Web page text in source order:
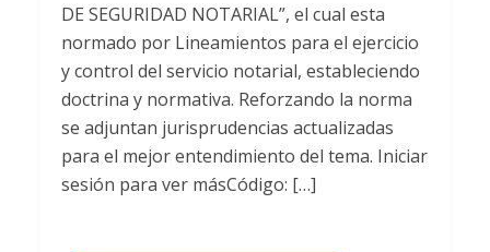
DE SEGURIDAD NOTARIAL”, el cual esta
normado por Lineamientos para el ejercicio
y control del servicio notarial, estableciendo
doctrina y normativa. Reforzando la norma
se adjuntan jurisprudencias actualizadas
para el mejor entendimiento del tema. Iniciar
sesión para ver másCódigo: […]